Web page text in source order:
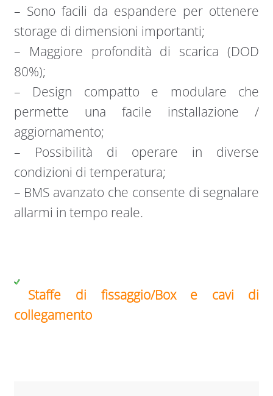
– Sono facili da espandere per ottenere
storage di dimensioni importanti;
– Maggiore profondità di scarica (DOD
80%);
– Design compatto e modulare che
permette una facile installazione /
aggiornamento;
– Possibilità di operare in diverse
condizioni di temperatura;
– BMS avanzato che consente di segnalare
allarmi in tempo reale.
Staffe di fissaggio/Box e cavi di
collegamento